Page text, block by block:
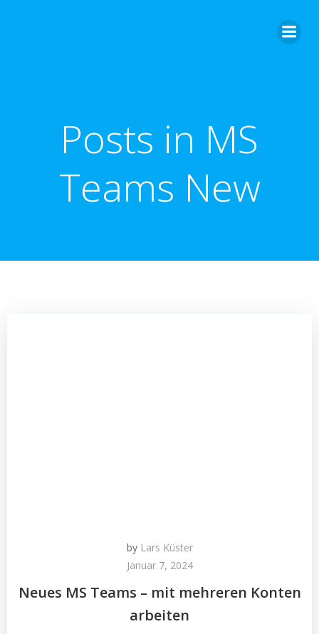
Posts in MS
Teams New
by Lars Küster
Januar 7, 2024
Neues MS Teams – mit mehreren Konten
arbeiten